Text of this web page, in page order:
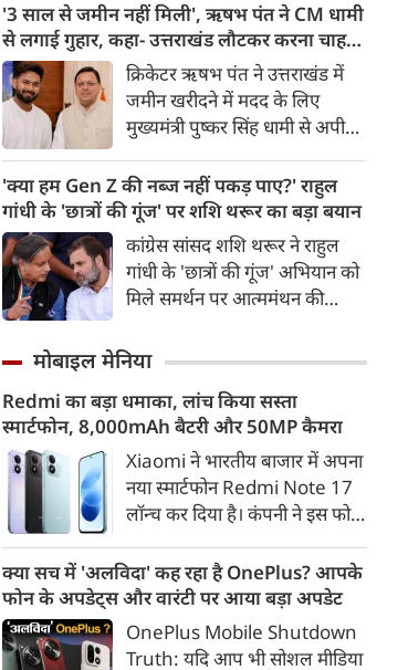
इसका कोई कोर्स या पेपर नहीं होता।
उन्होंने कहा कि चुनौतियों से जो
सिखेगा, वहीं जीतेगा। चुनौतियां
आपके लिए अवसर बन जाएगी।
उन्होंने कहा कि चुनौतियां बड़ी हो तो
घबराना नहीं चाहिए। हमेशा सीखने
की ललक बनाए रखनी चाहिए।
'3 साल से जमीन नहीं मिली', ऋषभ पंत ने CM धामी
से लगाई गुहार, कहा- उत्तराखंड लौटकर करना चाहता
हूं काम
क्रिकेटर ऋषभ पंत ने उत्तराखंड में
जमीन खरीदने में मदद के लिए
मुख्यमंत्री पुष्कर सिंह धामी से अपील
उत्तराखंड शिफ्ट होना चाहते हैं और
पिछले तीन साल से जमीन की तलाश
कर रहे हैं। सीएम धामी ने अधिकारियों
को मामले में जरूरी कार्रवाई के निर्देश
दिए हैं।
'क्या हम Gen Z की नब्ज नहीं पकड़ पाए?' राहुल
गांधी के 'छात्रों की गूंज' पर शशि थरूर का बड़ा बयान
कांग्रेस सांसद शशि थरूर ने राहुल
गांधी के 'छात्रों की गूंज' अभियान को
मिले समर्थन पर आत्ममंथन की
कि क्या कांग्रेस Gen Z और छात्रों
मोबाइल मेनिया
Redmi का बड़ा धमाका, लांच किया सस्ता
स्मार्टफोन, 8,000mAh बैटरी और 50MP कैमरा
Xiaomi ने भारतीय बाजार में अपना
नया स्मार्टफोन Redmi Note 17
लॉन्च कर दिया है। कंपनी ने इस फोन
डिस्प्ले, 8,000mAh की बड़ी बैटरी
और Qualcomm Snapdragon
चिपसेट के साथ पेश किया है। फोन में
50MP का मेन कैमरा दिया गया है।
क्या सच में 'अलविदा' कह रहा है OnePlus? आपके
फोन के अपडेट्स और वारंटी पर आया बड़ा अपडेट
OnePlus Mobile Shutdown
Truth: यदि आप भी सोशल मीडिया